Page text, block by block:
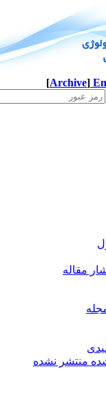
[Archive]
مقاله
منتشر نشده